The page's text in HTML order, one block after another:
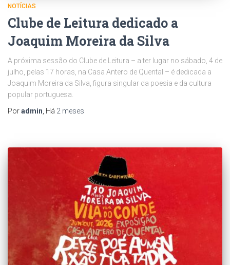
NOTÍCIAS
Clube de Leitura dedicado a
Joaquim Moreira da Silva
A próxima sessão do Clube de Leitura – a ter lugar no sábado, 4 de
julho, pelas 17 horas, na Casa Antero de Quental – é dedicada a
Joaquim Moreira da Silva, figura singular da poesia e da cultura
popular portuguesa.
Poradmin , Há 2 meses